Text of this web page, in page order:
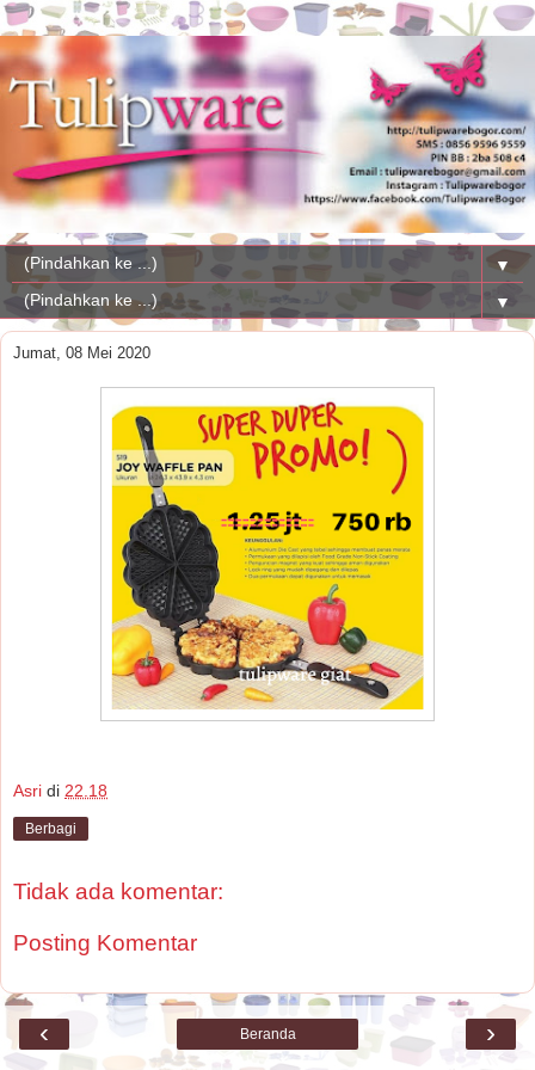
▼
▼
Jumat, 08 Mei 2020
Asri di 22.18
Berbagi
Tidak ada komentar:
Posting Komentar
‹ ›
Beranda